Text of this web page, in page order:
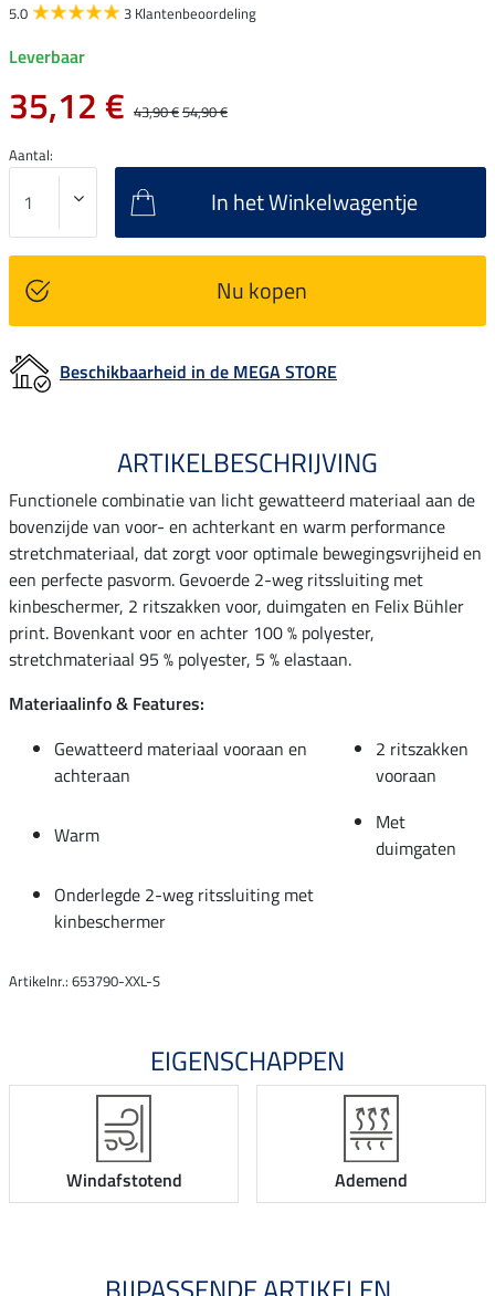
5.0 3 Klantenbeoordeling
Leverbaar
35,12 € 43,90 €54,90 €
Aantal:
In het Winkelwagentje
Nu kopen
Beschikbaarheid in de MEGA STORE
ARTIKELBESCHRIJVING
Functionele combinatie van licht gewatteerd materiaal aan de
bovenzijde van voor- en achterkant en warm performance
stretchmateriaal, dat zorgt voor optimale bewegingsvrijheid en
een perfecte pasvorm. Gevoerde 2-weg ritssluiting met
kinbeschermer, 2 ritszakken voor, duimgaten en Felix Bühler
print. Bovenkant voor en achter 100 % polyester,
stretchmateriaal 95 % polyester, 5 % elastaan.
Materiaalinfo & Features:
Gewatteerd materiaal vooraan en
achteraan
2 ritszakken
vooraan
Warm
Met
duimgaten
Onderlegde 2-weg ritssluiting met
kinbeschermer
Artikelnr.: 653790-XXL-S
EIGENSCHAPPEN
Windafstotend Ademend